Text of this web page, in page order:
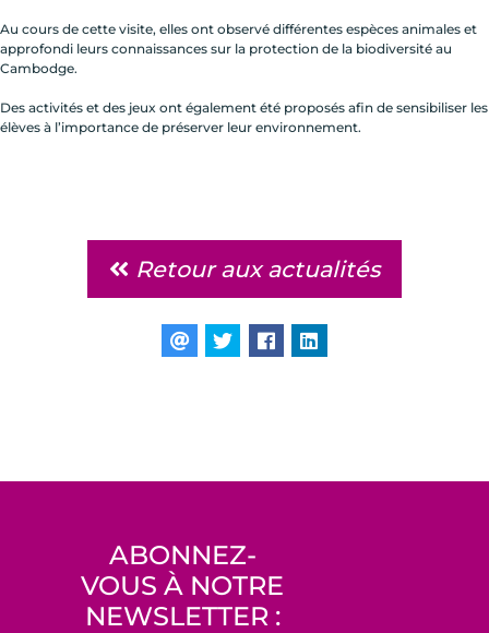
Au cours de cette visite, elles ont observé différentes espèces animales et
approfondi leurs connaissances sur la protection de la biodiversité au
Cambodge.
Des activités et des jeux ont également été proposés afin de sensibiliser les
élèves à l’importance de préserver leur environnement.
Retour aux actualités
ABONNEZ-
VOUS À NOTRE
NEWSLETTER :